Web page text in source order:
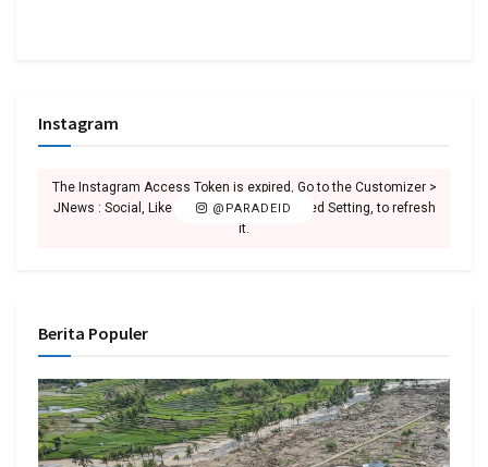
Instagram
@PARADEID
The Instagram Access Token is expired, Go to the Customizer >
JNews : Social, Like & View > Instagram Feed Setting, to refresh
it.
Berita Populer